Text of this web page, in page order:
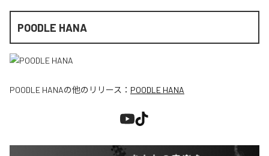
POODLE HANA
POODLE HANAの他のリリース： POODLE HANA